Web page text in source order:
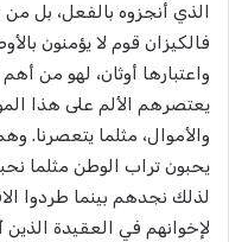
الذي أنجزوه بالفعل، بل
فالكيزان قوم لا يؤمنون
واعتبارها أوثان، لهو من
يعتصرهم الألم على هذا
والأموال، مثلما يتعصرنا.
يحبون تراب الوطن مثلما
لذلك نجدهم بينما طردوا
لإخوانهم في العقيدة